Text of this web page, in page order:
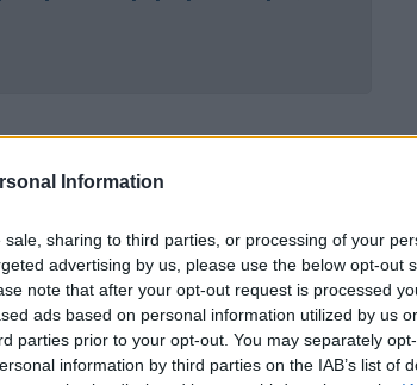
Information
sharing to third parties, or processing of your
advertising by us, please use the below opt-out
note that after your opt-out request is processed
ads based on personal information utilized by us
parties prior to your opt-out. You may separately
information by third parties on the IAB’s list of